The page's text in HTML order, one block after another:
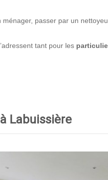
passer par un
tant pour les
Labuissière